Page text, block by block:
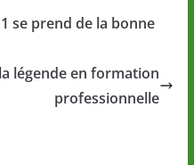
se prend de la bonne
la légende en formation
professionnelle